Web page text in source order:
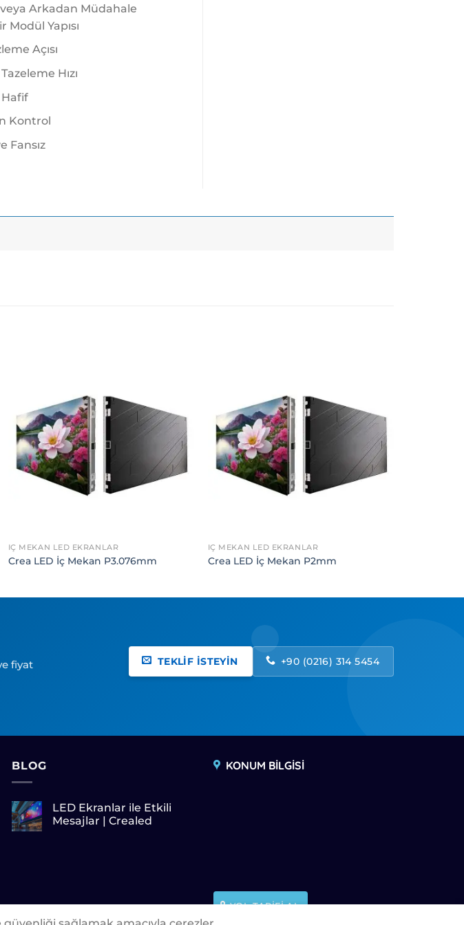
Arkadan Müdahale
Modül Yapısı
Açısı
Hızı
Hafif
Kontrol
Fansız
İÇ MEKAN LED EKRANLAR
Crea LED İç Mekan P3.076mm
İÇ MEKAN LED EKRANLAR
Crea LED İç Mekan P2mm
fiyat
TEKLİF İSTEYİN +90 (0216) 314 5454
BLOG
LED Ekranlar ile Etkili
Mesajlar | Crealed
KONUM BİLGİSİ
YOL TARİFİ AL